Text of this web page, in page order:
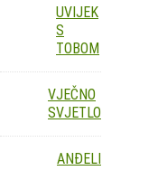
UVIJEK
S
TOBOM
VJEČNO
SVJETLO
ANĐELI